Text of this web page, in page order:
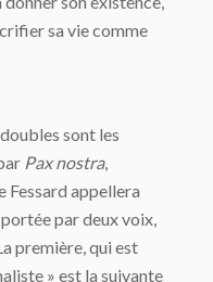
sa vie comme
sont les
Pax nostra,
Fessard appellera
par deux voix,
première, qui est
» est la suivante